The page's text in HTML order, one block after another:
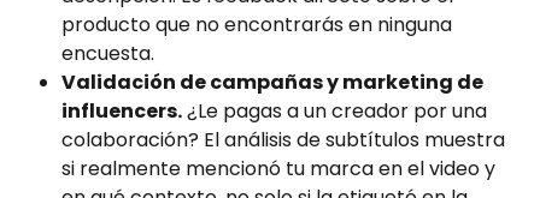
producto que no encontrarás en ninguna
encuesta.
Validación de campañas y marketing de
influencers. ¿Le pagas a un creador por una
colaboración? El análisis de subtítulos muestra
si realmente mencionó tu marca en el video y